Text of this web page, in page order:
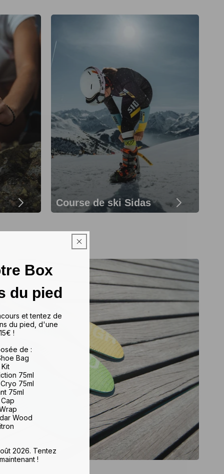
Course de ski Sidas
Box
du pied
et tentez de
du pied, d'une
!
de :
Bag
75ml
75ml
75ml
Wood
2026. Tentez
!